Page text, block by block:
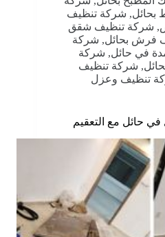
بحائل, شركة تنظيف
, شركة تنظيف شقق
فرش بحائل, شركة
في حائل, شركة
, شركة تنظيف
تنظيف وعزل
حائل مع التعقيم